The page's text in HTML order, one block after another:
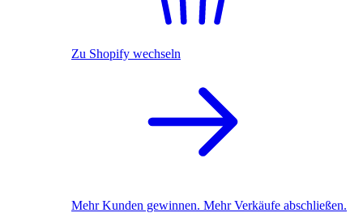
Zu Shopify wechseln
Mehr Kunden gewinnen. Mehr Verkäufe abschließen.